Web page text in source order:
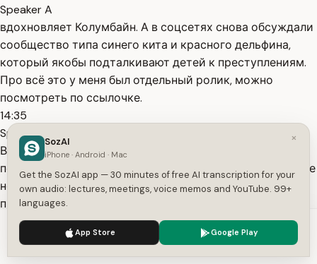
Speaker A
вдохновляет Колумбайн. А в соцсетях снова обсуждали
сообщество типа синего кита и красного дельфина,
который якобы подталкивают детей к преступлениям.
Про всё это у меня был отдельный ролик, можно
посмотреть по ссылочке.
14:35
Speaker A
Впоследствии оказалось, что часть нападавших
подвергалась травле. Но, кстати, [музыка] не все и даже
не большинство. Про это позже. Это тоже отдельная
проблема, потому что, к сожалению, нападение на
школы стали системным явлением, и это уже точно
часть подросткового насилия. Ну а перед
14:49
We use cookies to enhance your experience.
×
SozAI
iPhone · Android · Mac
Get the SozAI app — 30 minutes of free AI transcription for your
own audio: lectures, meetings, voice memos and YouTube. 99+
languages.
App Store Google Play